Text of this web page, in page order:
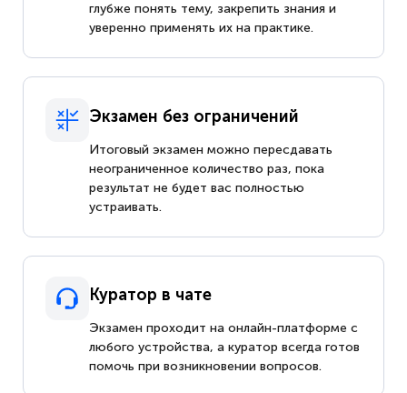
глубже понять тему, закрепить знания и
уверенно применять их на практике.
Экзамен без ограничений
Итоговый экзамен можно пересдавать
неограниченное количество раз, пока
результат не будет вас полностью
устраивать.
Куратор в чате
Экзамен проходит на онлайн-платформе с
любого устройства, а куратор всегда готов
помочь при возникновении вопросов.